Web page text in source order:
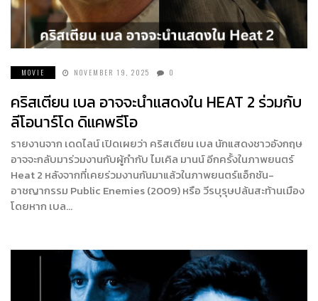
MOVIE NOVEMBER 19, 2025 0
คริสเตียน เบล อาจจะนำแสดงใน HEAT 2 ร่วมกับ
ลีโอนาร์โด ดิแคพรีโอ
รายงานจาก เดดไลน์ เปิดเผยว่า คริสเตียน เบล นักแสดงชาวอังกฤษ
อาจจะกลับมาร่วมงานกับผู้กำกับ ไมเคิล มานน์ อีกครั้งในภาพยนตร์
Heat 2 หลังจากที่เคยร่วมงานกันมาแล้วในภาพยนตร์แอ็กชัน-
อาชญากรรม Public Enemies (2009) หรือ วีรบุรุษปล้นสะท้านเมือง
โดยหาก เบล…